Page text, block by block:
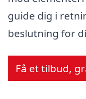
guide dig i
beslutning for
Få et tilbud,